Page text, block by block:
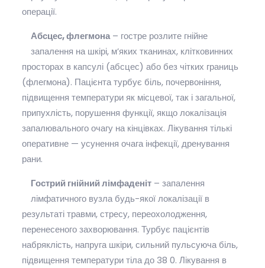
операції.
Абсцес, флегмона– гостре розлите гнійне
запалення на шкірі, м’яких тканинах, клітковинних
просторах в капсулі (абсцес) або без чітких границь
(флегмона). Пацієнта турбує біль, почервоніння,
підвищення температури як місцевої, так і загальної,
припухлість, порушення функції, якщо локалізація
запалювального очагу на кінцівках. Лікування тількі
оперативне — усунення очага інфекції, дренування
рани.
Гострий гнійний лімфаденіт– запалення
лімфатичного вузла будь-якої локалізації в
результаті травми, стресу, переохолодження,
перенесеного захворювання. Турбує пацієнтів
набряклість, напруга шкіри, сильний пульсуюча біль,
підвищення температури тіла до 38 0. Лікування в